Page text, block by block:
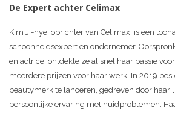
De Expert achter Celimax
Kim Ji-hye, oprichter van Celimax, is een
schoonheidsexpert en ondernemer.
en actrice, ontdekte ze al snel haar passie
meerdere prijzen voor haar werk. In 2019
beautymerk te lanceren, gedreven door haar
persoonlijke ervaring met huidproblemen.